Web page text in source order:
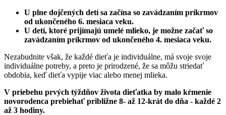
U plne dojčených detí sa začína so zavádzaním príkrmov
od ukončeného 6. mesiaca veku.
U detí, ktoré prijímajú umelé mlieko, je možne začať so
zavádzaním príkrmov od ukončeného 4. mesiaca veku.
Nezabudnite však, že každé dieťa je individuálne, má svoje svoje
individuálne potreby, a preto je prirodzené, že sa môžu striedať
obdobia, keď dieťa vypije viac alebo menej mlieka.
V priebehu prvých týždňov života dieťatka by malo kŕmenie
novorodenca prebiehať približne 8- až 12-krát do dňa - každé 2
až 3 hodiny.